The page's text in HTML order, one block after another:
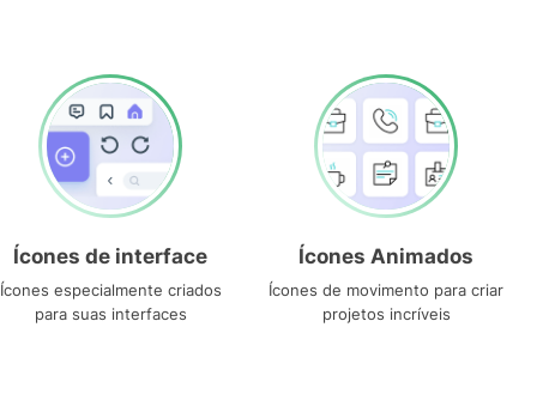
Ícones de interface
Ícones especialmente criados
para suas interfaces
Ícones Animados
Ícones de movimento para criar
projetos incríveis